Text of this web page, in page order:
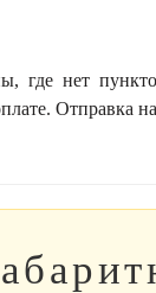
где нет
Отправка